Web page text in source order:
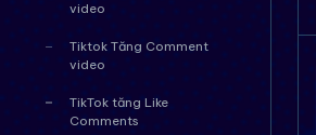
video
Tiktok Tăng Comment
video
TikTok tăng Like
Comments